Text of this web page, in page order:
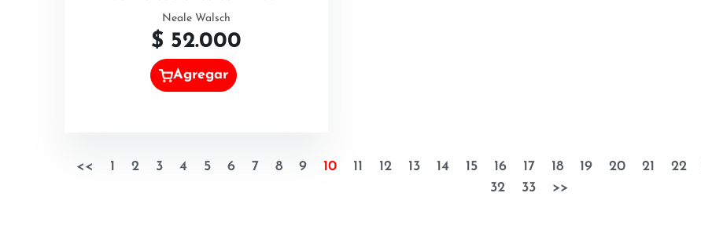
Neale Walsch
$ 52.000
Agregar
<< 1 2 3 4 5 6 7 8 9 10 11 12 13 14 15 16 17 18 19 20 21 22
32
33 >>